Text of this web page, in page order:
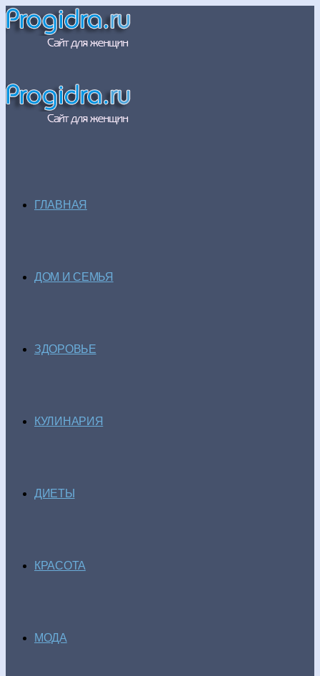
ГЛАВНАЯ
ДОМ И СЕМЬЯ
ЗДОРОВЬЕ
КУЛИНАРИЯ
ДИЕТЫ
КРАСОТА
МОДА